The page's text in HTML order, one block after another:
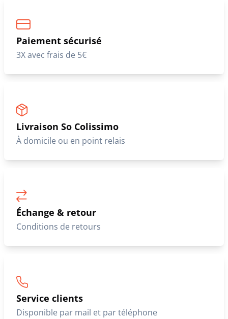
Paiement sécurisé
3X avec frais de 5€
Livraison So Colissimo
À domicile ou en point relais
Échange & retour
Conditions de retours
Service clients
Disponible par mail et par téléphone